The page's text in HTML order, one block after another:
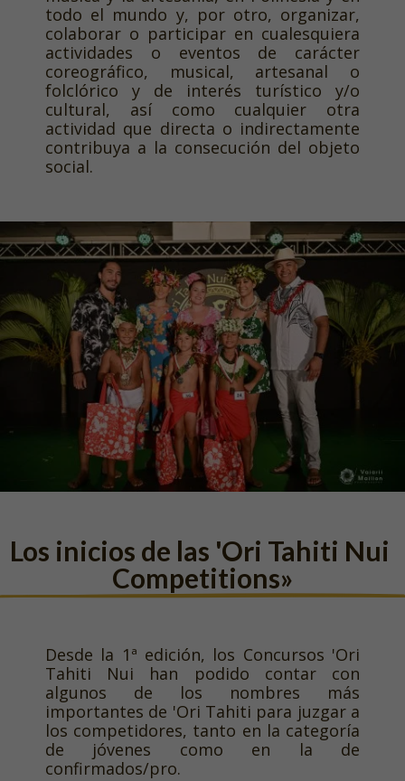
todo el mundo y, por otro, organizar,
colaborar o participar en cualesquiera
actividades o eventos de carácter
coreográfico, musical, artesanal o
folclórico y de interés turístico y/o
cultural, así como cualquier otra
actividad que directa o indirectamente
contribuya a la consecución del objeto
social.
Los inicios de las 'Ori Tahiti Nui
Competitions»
Desde la 1ª edición, los Concursos 'Ori
Tahiti Nui han podido contar con
algunos de los nombres más
importantes de 'Ori Tahiti para juzgar a
los competidores, tanto en la categoría
de jóvenes como en la de
confirmados/pro.